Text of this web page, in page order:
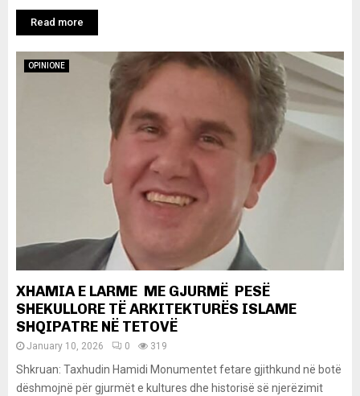
Read more
OPINIONE
XHAMIA E LARME ME GJURMË PESË
SHEKULLORE TË ARKITEKTURËS ISLAME
SHQIPATRE NË TETOVË
January 10, 2026 0 319
Shkruan: Taxhudin Hamidi Monumentet fetare gjithkund në botë
dëshmojnë për gjurmët e kultures dhe historisë së njerëzimit